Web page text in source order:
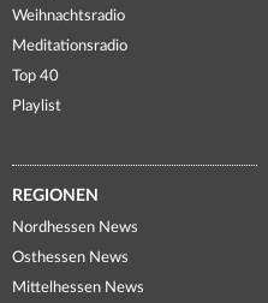
Weihnachtsradio
Meditationsradio
Top 40
Playlist
REGIONEN
Nordhessen News
Osthessen News
Mittelhessen News